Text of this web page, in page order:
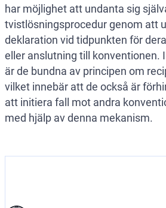
har möjlighet att undanta sig
tvistlösningsprocedur genom att
deklaration vid tidpunkten för
eller anslutning till konventionen.
är de bundna av principen om
vilket innebär att de också är
att initiera fall mot andra
med hjälp av denna mekanism.